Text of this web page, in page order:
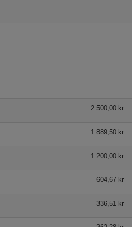
2.500,00 kr
1.889,50 kr
1.200,00 kr
604,67 kr
336,51 kr